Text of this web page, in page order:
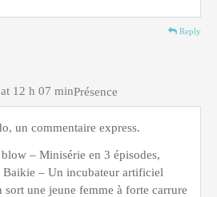
Reply
Présence
12 h 07 min
un commentaire express.
– Minisérie en 3 épisodes,
Baikie – Un incubateur artificiel
sort une jeune femme à forte carrure